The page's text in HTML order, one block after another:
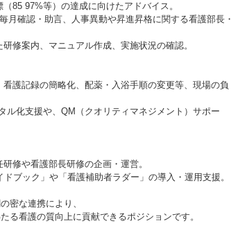
85 97%等）の達成に向けたアドバイス。
月確認・助言、人事異動や昇進昇格に関する看護部長・
修案内、マニュアル作成、実施状況の確認。
護記録の簡略化、配薬・入浴手順の変更等、現場の負
ル化支援や、QM（クオリティマネジメント）サポー
修や看護部長研修の企画・運営。
ブック」や「看護補助者ラダー」の導入・運用支援。
密な連携により、
看護の質向上に貢献できるポジションです。